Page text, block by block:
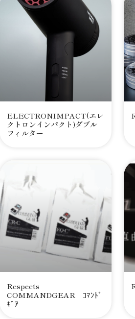
ELECTRONIMPACT(エレ
クトロンインパクト)ダブル
フィルター
Respects
COMMANDGEAR ｺﾏﾝﾄﾞ
ｷﾞｱ